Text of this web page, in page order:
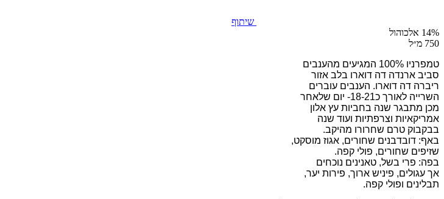
שיתוף
14% אלכוהול
750 מ״ל
טמפרניו 100% המגיעים מהענבים
סביב ארנדה דה דוארו בלב אזור
ריברה דה דוארו. הענבים עוברים
השרייה לאורך כ18-21- יום שלאחר
מכן מתבגר שנה בחביות עץ אלון
אמריקאיות וצרפתיות ועוד שנה
בבקבוק טרם שחרורו מהיקב.
באף: דובדבנים שחורים, אגוז מוסקט,
שזיפים שחורים, פולי קפה.
בפה: פרי בשל, טאנינים נוכחים
אך עגולים, פיניש ארוך, פירות יער,
תבלינים ופולי קפה.